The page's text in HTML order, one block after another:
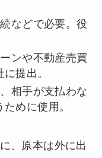
などで必要。役
ンや不動産売買
提出。
相手が支払わな
めに使用。
、原本は外に出